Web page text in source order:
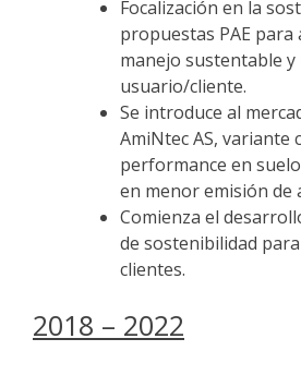
Focalización en la
propuestas PAE
manejo sustentable y
usuario/cliente.
Se introduce al
AmiNtec AS, variante
performance en
en menor emisión de
Comienza el
de sostenibilidad
clientes.
2018 – 2022